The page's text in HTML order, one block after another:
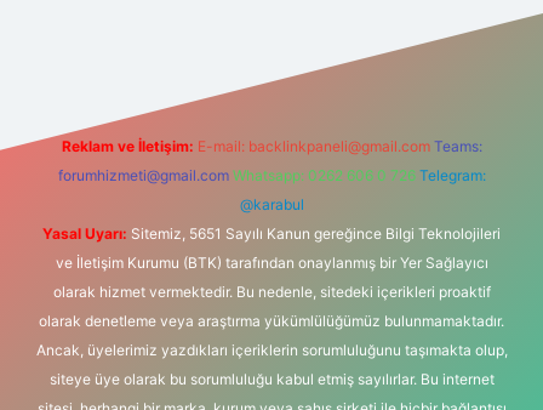
Reklam ve İletişim: E-mail: backlinkpaneli@gmail.com Teams:
forumhizmeti@gmail.com Whatsapp: 0262 606 0 726 Telegram:
@karabul
Yasal Uyarı: Sitemiz, 5651 Sayılı Kanun gereğince Bilgi Teknolojileri
ve İletişim Kurumu (BTK) tarafından onaylanmış bir Yer Sağlayıcı
olarak hizmet vermektedir. Bu nedenle, sitedeki içerikleri proaktif
olarak denetleme veya araştırma yükümlülüğümüz bulunmamaktadır.
Ancak, üyelerimiz yazdıkları içeriklerin sorumluluğunu taşımakta olup,
siteye üye olarak bu sorumluluğu kabul etmiş sayılırlar. Bu internet